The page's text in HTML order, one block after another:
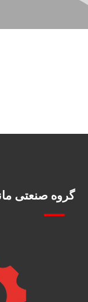
گروه صنعتی